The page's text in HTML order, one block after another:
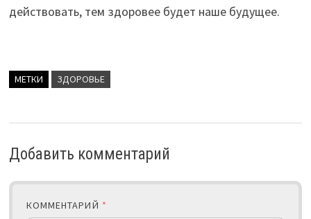
действовать, тем здоровее будет наше будущее.
МЕТКИ ЗДОРОВЬЕ
Добавить комментарий
КОММЕНТАРИЙ *